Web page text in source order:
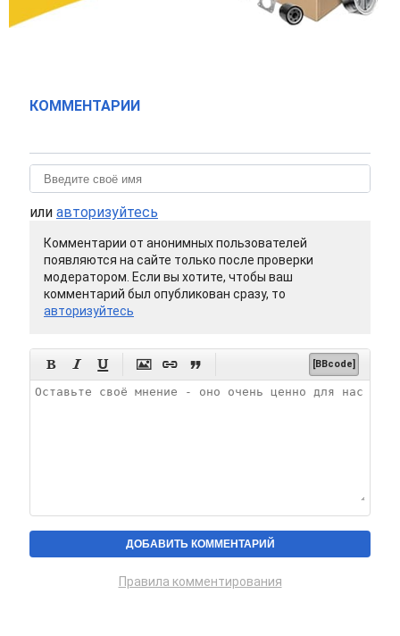
КОММЕНТАРИИ
или авторизуйтесь
Комментарии от анонимных пользователей
появляются на сайте только после проверки
модератором. Если вы хотите, чтобы ваш
комментарий был опубликован сразу, то
авторизуйтесь
      [BBcode]
Правила комментирования